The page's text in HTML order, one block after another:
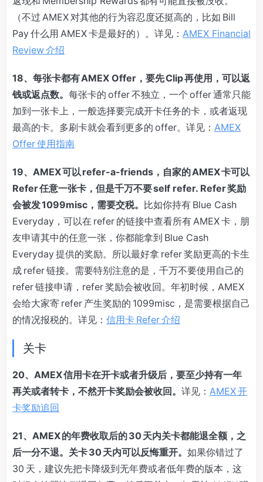
（不过 AMEX 对其他的行为容忍度还挺高的，比如 Bill
Pay 什么用 AMEX 卡是最好的）。详见： AMEX Financial
Review 介绍
18、每张卡都有 AMEX Offer，要先 Clip 再使用，可以返
钱或返点数。 每张卡的 offer 不独立，一个 offer 通常只能
加到一张卡上，一般选择要完成开卡任务的卡，或者返现
最高的卡。多刷卡就会看到更多的 offer。详见： AMEX
Offer 使用指南
19、AMEX 可以 refer-a-friends，自家的 AMEX 卡可以
Refer 任意一张卡，但是千万不要 self refer. Refer 奖励
会被发 1099misc，需要交税。 比如你持有 Blue Cash
Everyday，可以在 refer 的链接中查看所有 AMEX 卡，朋
友申请其中的任意一张，你都能拿到 Blue Cash
Everyday 提供的奖励。所以最好拿 refer 奖励更高的卡生
成 refer 链接。需要特别注意的是，千万不要使用自己的
refer 链接申请，refer 奖励会被收回。年初时候，AMEX
会给大家寄 refer 产生奖励的 1099misc，是需要根据自己
的情况报税的。详见： 信用卡 Refer 介绍
关卡
20、AMEX 信用卡在开卡或者升级后，要至少持有一年
再关或者转卡，不然开卡奖励会被收回。 详见： AMEX 开
卡奖励追回
21、AMEX 的年费收取后的 30 天内关卡都能退全额，之
后一分不退。关卡 30 天内可以反悔重开。 如果你错过了
30 天，建议先把卡降级到无年费或者低年费的版本，这